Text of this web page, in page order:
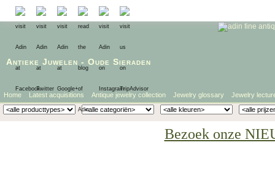
Antieke Juwelen - Oude Sieraden
Home Latest acquisitions Antique jewelry collection Jewelry glossary Jewelry
Bezoek onze